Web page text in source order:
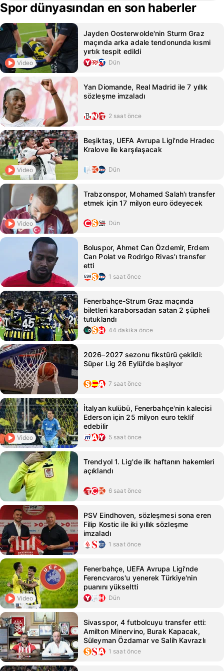
Spor dünyasından en son haberler
Video
Jayden Oosterwolde'nin Sturm Graz
maçında arka adale tendonunda kısmi
yırtık tespit edildi
Dün
Yan Diomande, Real Madrid ile 7 yıllık
sözleşme imzaladı
2 saat önce
Video
Beşiktaş, UEFA Avrupa Ligi'nde Hradec
Kralove ile karşılaşacak
Dün
Video
Trabzonspor, Mohamed Salah'ı transfer
etmek için 17 milyon euro ödeyecek
Dün
Boluspor, Ahmet Can Özdemir, Erdem
Can Polat ve Rodrigo Rivas'ı transfer
etti
1 saat önce
Fenerbahçe-Strum Graz maçında
biletleri karaborsadan satan 2 şüpheli
tutuklandı
44 dakika önce
2026–2027 sezonu fikstürü çekildi:
Süper Lig 26 Eylül'de başlıyor
7 saat önce
Video
İtalyan kulübü, Fenerbahçe'nin kalecisi
Ederson için 25 milyon euro teklif
edebilir
5 saat önce
Trendyol 1. Lig'de ilk haftanın hakemleri
açıklandı
6 saat önce
PSV Eindhoven, sözleşmesi sona eren
Filip Kostic ile iki yıllık sözleşme
imzaladı
1 saat önce
Video
Fenerbahçe, UEFA Avrupa Ligi'nde
Ferencvaros'u yenerek Türkiye'nin
puanını yükseltti
Dün
Sivasspor, 4 futbolcuyu transfer etti:
Amilton Minervino, Burak Kapacak,
Süleyman Özdamar ve Salih Kavrazlı
1 saat önce